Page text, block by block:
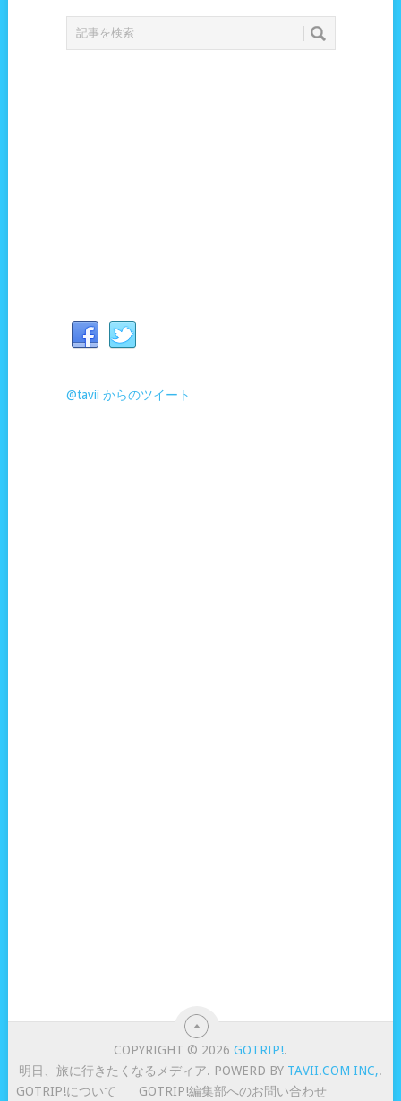
@tavii からのツイート
COPYRIGHT © 2026GOTRIP!.
明日、旅に行きたくなるメディア. POWERD BY TAVII.COM INC,.
GOTRIP!について
GOTRIP!編集部へのお問い合わせ